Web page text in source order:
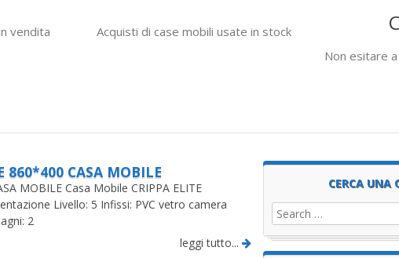
vendita
Acquisti di case mobili usate in stock
Non esitare
860*400 CASA MOBILE
MOBILE Casa Mobile CRIPPA ELITE
Livello: 5 Infissi: PVC vetro camera
2
leggi tutto...
CERCA UNA